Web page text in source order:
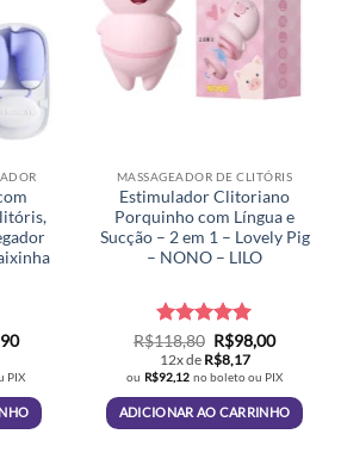
podem
ser
escolhidas
na
O
atual
é:
R$139,90.
PIX
MASSAGEADOR DE CLITÓRIS
Estimulador Clitoriano
Porquinho com Língua e
Sucção – 2 em 1 – Lovely Pig
– NONO – LILO
Avaliação5
de 5
R$118,80 O
preço
original
era:
R$118,80.
R$98,00O
atual
é:
R$98,00.
12x de R$8,17
ou R$92,12 no boleto ou PIX
ADICIONAR AO CARRINHO